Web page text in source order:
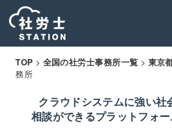
TOP > 全国の社労士事務所一覧 > 東京
務所
クラウドシステムに強い社
相談ができるプラットフォ